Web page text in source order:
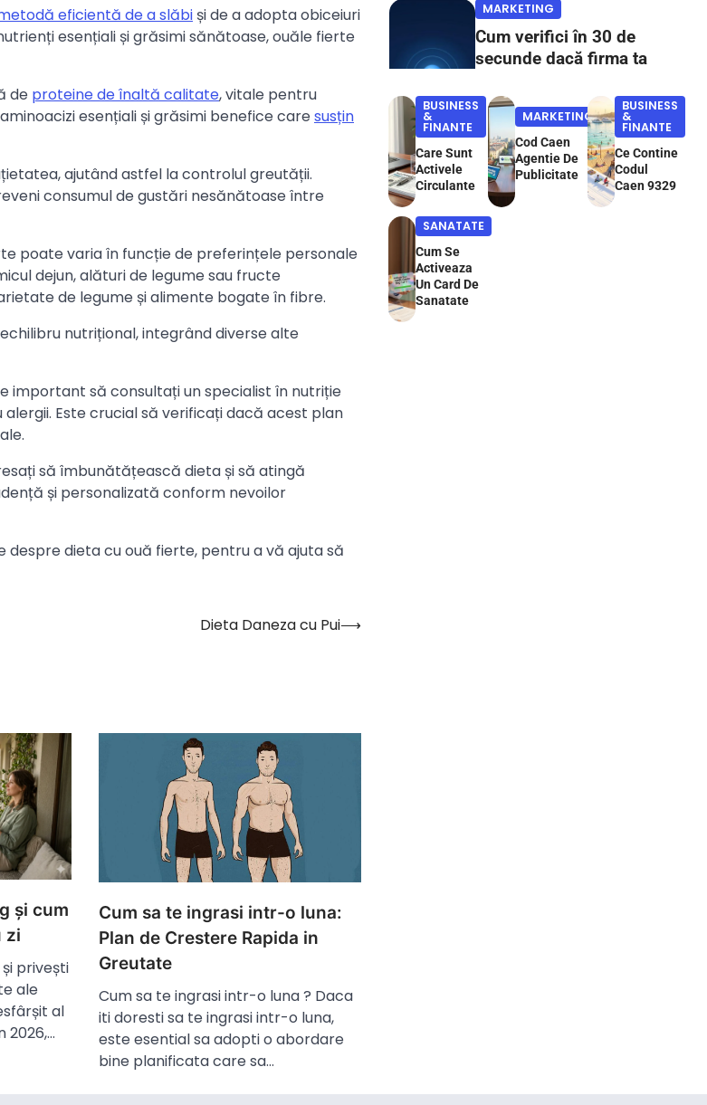
eficientă de a slăbi și de a adopta obiceiuri
esențiali și grăsimi sănătoase, ouăle fierte
de proteine de înaltă calitate, vitale pentru
esențiali și grăsimi benefice caresusțin
ajutând astfel la controlul greutății.
consumul de gustări nesănătoase între
poate varia în funcție de preferințele personale
dejun, alături de legume sau fructe
de legume și alimente bogate în fibre.
nutrițional, integrând diverse alte
important să consultați un specialist în nutriție
Este crucial să verificați dacă acest plan
să îmbunătățească dieta și să atingă
și personalizată conform nevoilor
dieta cu ouă fierte, pentru a vă ajuta să
Dieta Daneza cu Pui⟶
și cum
zi
privești
ale
al
2026,…
Cum sa te ingrasi intr-o luna:
Plan de Crestere Rapida in
Greutate
Cum sa te ingrasi intr-o luna ? Daca
iti doresti sa te ingrasi intr-o luna,
este esential sa adopti o abordare
bine planificata care sa…
5
MARKETING
Cum verifici în 30 de
secunde dacă firma ta
ChatGPT
Din ce în ce mai mulți clienți nu
mai deschid Google când
caută un serviciu,…
BUSINESS & FINANTE
Care Sunt Activele
Definiția și importanța
5
caută un serviciu,…
BUSINESS
&
FINANTE
Care Sunt
Activele
Circulante
MARKETING
Cod Caen
Agentie De
Publicitate
BUSINESS
&
FINANTE
Ce Contine
Codul
Caen 9329
SANATATE
Cum Se
Activeaza
Un Card De
Sanatate